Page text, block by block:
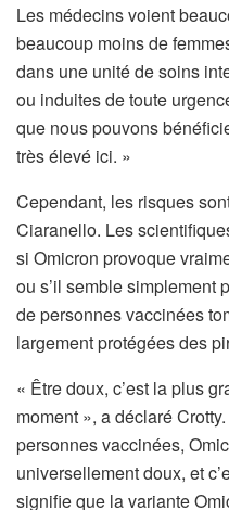
Les médecins voient
beaucoup moins de
dans une unité de soins
ou induites de toute
que nous pouvons
très élevé ici. »
Cependant, les risques
Ciaranello. Les
si Omicron provoque
ou s’il semble simplement
de personnes vaccinées
largement protégées des
« Être doux, c’est la plus
moment », a déclaré
personnes vaccinées,
universellement doux, et
signifie que la variante